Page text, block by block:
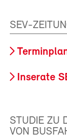
SEV-
Inserate
STUDIE ZU
VON